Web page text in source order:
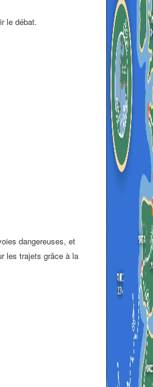
le débat.
dangereuses, et
les trajets grâce à la